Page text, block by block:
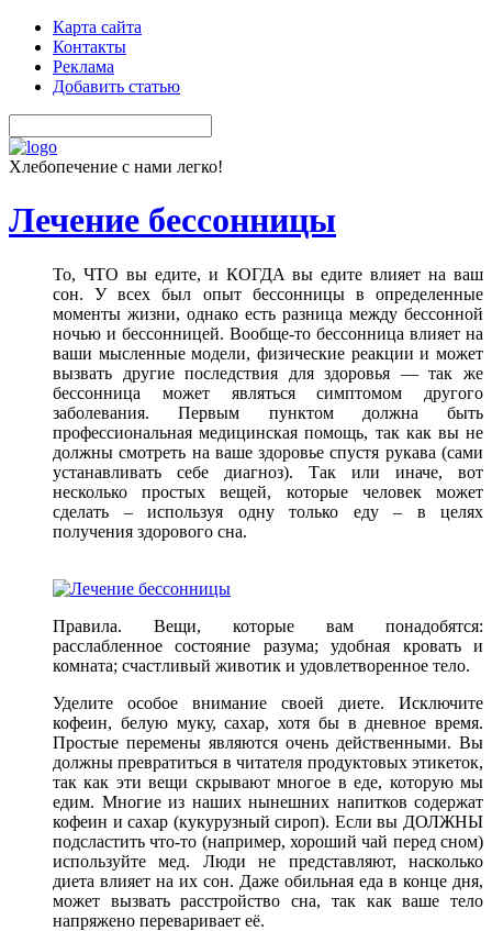
Карта сайта
Контакты
Реклама
Добавить статью
Хлебопечение с нами легко!
Лечение бессонницы
То, ЧТО вы едите, и КОГДА вы едите влияет на ваш
сон. У всех был опыт бессонницы в определенные
моменты жизни, однако есть разница между бессонной
ночью и бессонницей. Вообще-то бессонница влияет на
ваши мысленные модели, физические реакции и может
вызвать другие последствия для здоровья — так же
бессонница может являться симптомом другого
заболевания. Первым пунктом должна быть
профессиональная медицинская помощь, так как вы не
должны смотреть на ваше здоровье спустя рукава (сами
устанавливать себе диагноз). Так или иначе, вот
несколько простых вещей, которые человек может
сделать – используя одну только еду – в целях
получения здорового сна.
Правила. Вещи, которые вам понадобятся:
расслабленное состояние разума; удобная кровать и
комната; счастливый животик и удовлетворенное тело.
Уделите особое внимание своей диете. Исключите
кофеин, белую муку, сахар, хотя бы в дневное время.
Простые перемены являются очень действенными. Вы
должны превратиться в читателя продуктовых этикеток,
так как эти вещи скрывают многое в еде, которую мы
едим. Многие из наших нынешних напитков содержат
кофеин и сахар (кукурузный сироп). Если вы ДОЛЖНЫ
подсластить что-то (например, хороший чай перед сном)
используйте мед. Люди не представляют, насколько
диета влияет на их сон. Даже обильная еда в конце дня,
может вызвать расстройство сна, так как ваше тело
напряжено переваривает её.